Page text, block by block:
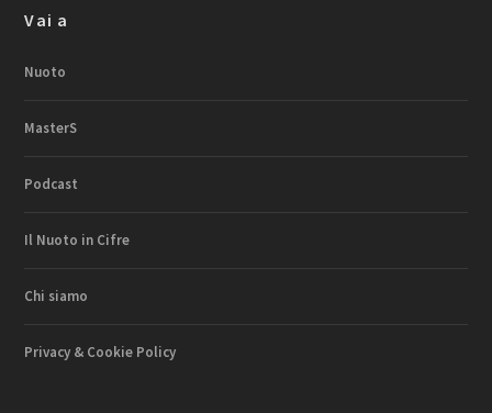
Vai a
Nuoto
MasterS
Podcast
Il Nuoto in Cifre
Chi siamo
Privacy & Cookie Policy